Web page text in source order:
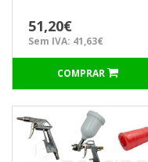
51,20€
Sem IVA: 41,63€
COMPRAR